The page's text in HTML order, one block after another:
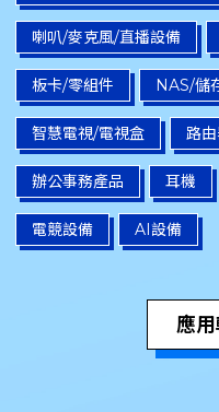
喇叭/麥克風/直播設備
板卡/零組件 NAS/儲
智慧電視/電視盒 路
辦公事務產品 耳機
電競設備 AI設備
應